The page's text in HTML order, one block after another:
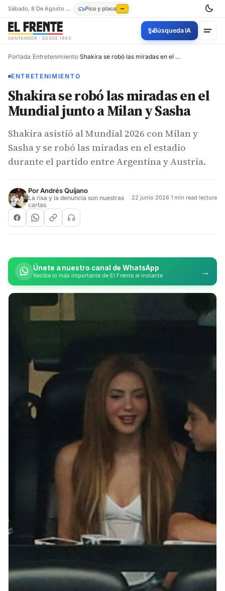
Sábado, 8 De Agosto De 2026 Pico y placa —
SANTANDER · DESDE 1942
✨Búsqueda IA
Portada/Entretenimiento/ Shakira se robó las miradas en el Mundial junto a Milan y Sasha
ENTRETENIMIENTO
Shakira se robó las miradas en el
Mundial junto a Milan y Sasha
Shakira asistió al Mundial 2026 con Milan y
Sasha y se robó las miradas en el estadio
durante el partido entre Argentina y Austria.
PorAndrés Quijano
La risa y la denuncia son nuestras
cartas
22 junio 2026·1 min read lectura
Únete a nuestro canal de WhatsApp
Recibe lo más importante de El Frente al instante →